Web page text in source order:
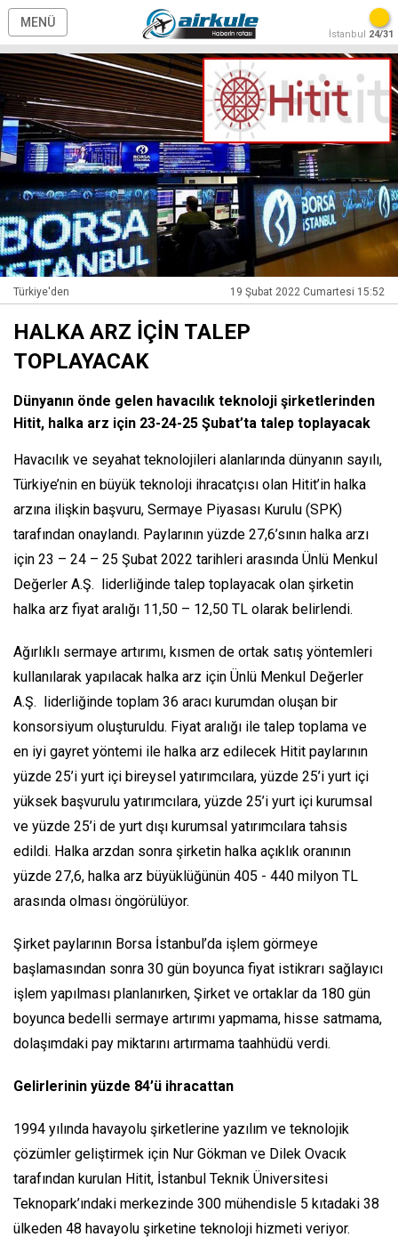
MENÜ
İstanbul 24/31
Türkiye'den 19 Şubat 2022 Cumartesi 15:52
HALKA ARZ İÇİN TALEP
TOPLAYACAK
Dünyanın önde gelen havacılık teknoloji şirketlerinden
Hitit, halka arz için 23-24-25 Şubat’ta talep toplayacak
Havacılık ve seyahat teknolojileri alanlarında dünyanın sayılı,
Türkiye’nin en büyük teknoloji ihracatçısı olan Hitit’in halka
arzına ilişkin başvuru, Sermaye Piyasası Kurulu (SPK)
tarafından onaylandı. Paylarının yüzde 27,6’sının halka arzı
için 23 – 24 – 25 Şubat 2022 tarihleri arasında Ünlü Menkul
Değerler A.Ş. liderliğinde talep toplayacak olan şirketin
halka arz fiyat aralığı 11,50 – 12,50 TL olarak belirlendi.
Ağırlıklı sermaye artırımı, kısmen de ortak satış yöntemleri
kullanılarak yapılacak halka arz için Ünlü Menkul Değerler
A.Ş. liderliğinde toplam 36 aracı kurumdan oluşan bir
konsorsiyum oluşturuldu. Fiyat aralığı ile talep toplama ve
en iyi gayret yöntemi ile halka arz edilecek Hitit paylarının
yüzde 25’i yurt içi bireysel yatırımcılara, yüzde 25’i yurt içi
yüksek başvurulu yatırımcılara, yüzde 25’i yurt içi kurumsal
ve yüzde 25’i de yurt dışı kurumsal yatırımcılara tahsis
edildi. Halka arzdan sonra şirketin halka açıklık oranının
yüzde 27,6, halka arz büyüklüğünün 405 - 440 milyon TL
arasında olması öngörülüyor.
Şirket paylarının Borsa İstanbul’da işlem görmeye
başlamasından sonra 30 gün boyunca fiyat istikrarı sağlayıcı
işlem yapılması planlanırken, Şirket ve ortaklar da 180 gün
boyunca bedelli sermaye artırımı yapmama, hisse satmama,
dolaşımdaki pay miktarını artırmama taahhüdü verdi.
Gelirlerinin yüzde 84’ü ihracattan
1994 yılında havayolu şirketlerine yazılım ve teknolojik
çözümler geliştirmek için Nur Gökman ve Dilek Ovacık
tarafından kurulan Hitit, İstanbul Teknik Üniversitesi
Teknopark’ındaki merkezinde 300 mühendisle 5 kıtadaki 38
ülkeden 48 havayolu şirketine teknoloji hizmeti veriyor.